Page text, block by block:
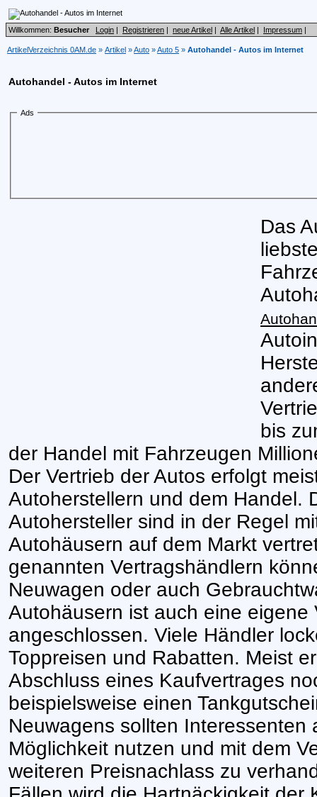
Willkommen: Besucher Login | Registrieren | neue Artikel | Alle Artikel | Impressum |
ArtikelVerzeichnis 0AM.de » Artikel »Auto »Auto 5 » Autohandel - Autos im Internet
Autohandel - Autos im Internet
Ads
Das
bis
der Handel mit Fahrzeugen
Der Vertrieb der Autos erfolgt
Autoherstellern und dem Handel.
Autohersteller sind in der Regel
Autohäusern auf dem Markt
genannten Vertragshändlern
Neuwagen oder auch
Autohäusern ist auch eine eigene
angeschlossen. Viele Händler
Toppreisen und Rabatten. Meist
Abschluss eines Kaufvertrages
beispielsweise einen
Neuwagens sollten Interessenten
Möglichkeit nutzen und mit dem
weiteren Preisnachlass zu